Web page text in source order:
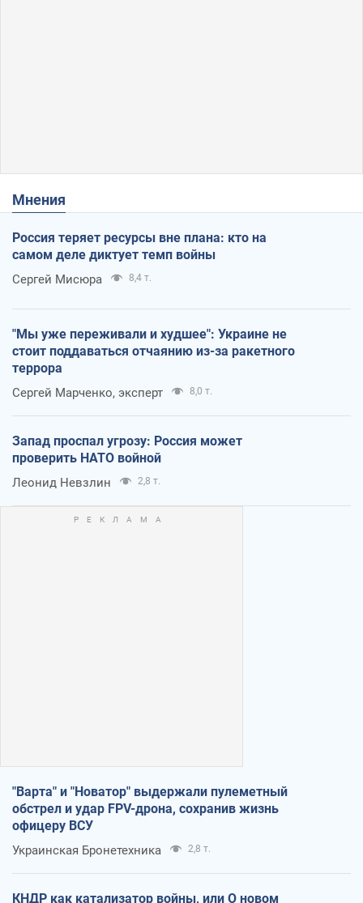
Мнения
Россия теряет ресурсы вне плана: кто на
самом деле диктует темп войны
Сергей Мисюра 8,4 т.
"Мы уже переживали и худшее": Украине не
стоит поддаваться отчаянию из-за ракетного
террора
Сергей Марченко, эксперт 8,0 т.
Запад проспал угрозу: Россия может
проверить НАТО войной
Леонид Невзлин 2,8 т.
"Варта" и "Новатор" выдержали пулеметный
обстрел и удар FPV-дрона, сохранив жизнь
офицеру ВСУ
Украинская Бронетехника 2,8 т.
КНДР как катализатор войны, или О новом